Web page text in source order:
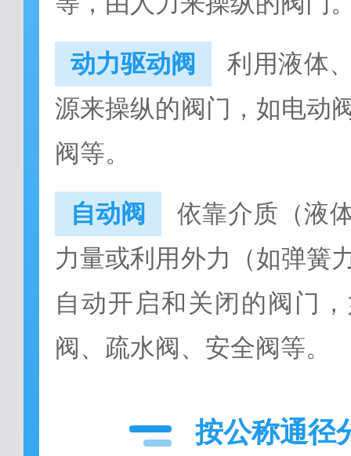
动力驱动阀
利用液体
源来操纵的阀门，如电动
阀等。
自动阀
依靠介质（液
力量或利用外力（如弹簧
自动开启和关闭的阀门
阀、疏水阀、安全阀等。
按公称通径